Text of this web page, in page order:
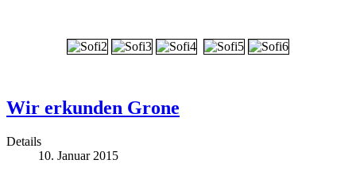
Wir erkunden Grone
Details
10. Januar 2015